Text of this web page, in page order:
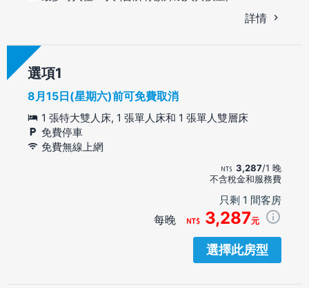
詳情
選項
8月15日(星期六)前可免費取消
1 張特大雙人床, 1 張單人床和 1 張單人雙層床
免費停車
免費無線上網
3,287/1 晚
不含稅金和服務費
只剩 1 間客房
每晚 3,287元
選擇此房型